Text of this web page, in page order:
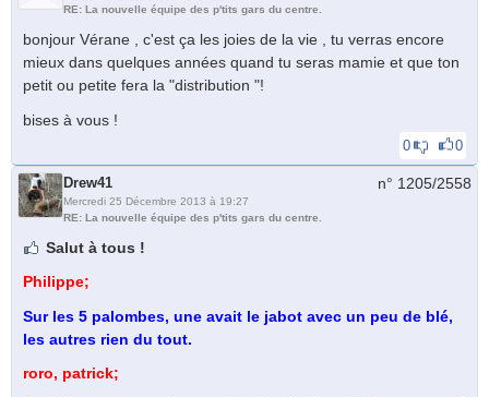
RE: La nouvelle équipe des p'tits gars du centre.
bonjour Vérane , c'est ça les joies de la vie , tu verras encore
mieux dans quelques années quand tu seras mamie et que ton
petit ou petite fera la "distribution "!
bises à vous !
0 0
Drew41
Mercredi 25 Décembre 2013 à 19:27
RE: La nouvelle équipe des p'tits gars du centre.
n° 1205/2558
Salut à tous !
Philippe;
Sur les 5 palombes, une avait le jabot avec un peu de blé,
les autres rien du tout.
roro, patrick;